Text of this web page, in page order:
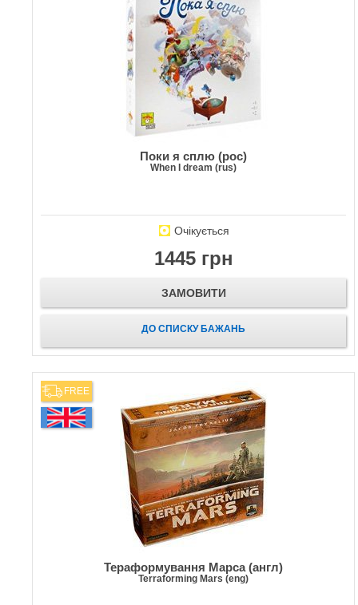
Поки я сплю (рос)
When I dream (rus)
Очікується
1445 грн
ЗАМОВИТИ
ДО СПИСКУ БАЖАНЬ
FREE
Тераформування Марса (англ)
Terraforming Mars (eng)